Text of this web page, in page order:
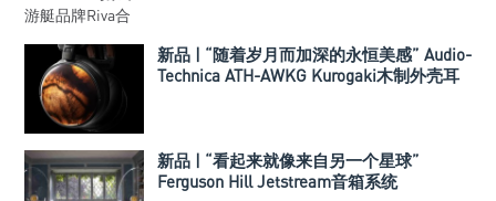
新品 | “随着岁月而加深的永恒美感” Audio-
Technica ATH-AWKG Kurogaki木制外壳耳
新品 | “看起来就像来自另一个星球”
Ferguson Hill Jetstream音箱系统